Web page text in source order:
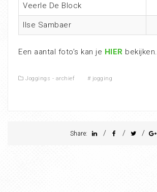
Veerle De Block
Ilse Sambaer
Een aantal foto’s kan je HIER bekijken.
Joggings - archief # jogging
Share: / / /